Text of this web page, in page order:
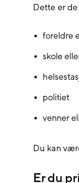
Dette er
foreldre
skole
politiet
venner
Du kan
Er du